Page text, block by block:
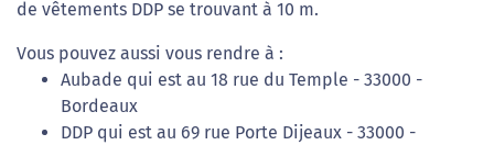
de vêtements DDP se trouvant à 10 m.
Vous pouvez aussi vous rendre à :
Aubade qui est au 18 rue du Temple - 33000 -
Bordeaux
DDP qui est au 69 rue Porte Dijeaux - 33000 -